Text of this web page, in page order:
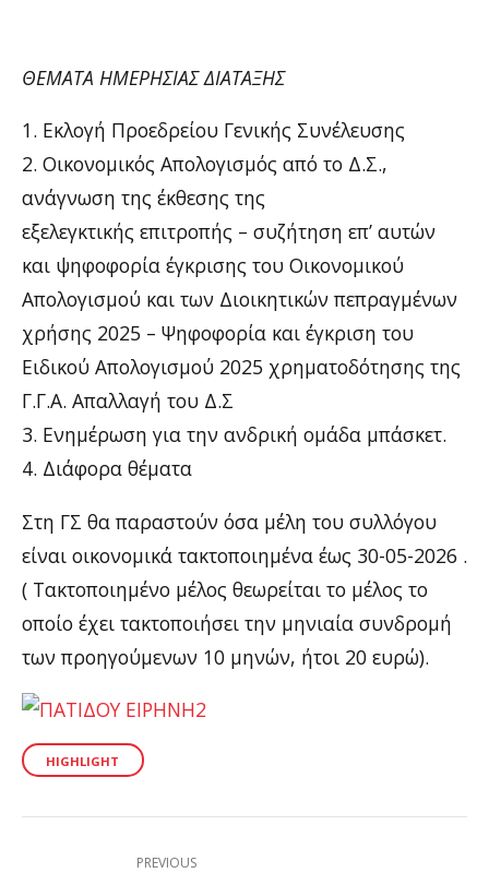
ΘΕΜΑΤΑ ΗΜΕΡΗΣΙΑΣ ΔΙΑΤΑΞΗΣ
1. Εκλογή Προεδρείου Γενικής Συνέλευσης
2. Οικονομικός Απολογισμός από το Δ.Σ.,
ανάγνωση της έκθεσης της
εξελεγκτικής επιτροπής – συζήτηση επ’ αυτών
και ψηφοφορία έγκρισης του Οικονομικού
Απολογισμού και των Διοικητικών πεπραγμένων
χρήσης 2025 – Ψηφοφορία και έγκριση του
Ειδικού Απολογισμού 2025 χρηματοδότησης της
Γ.Γ.Α. Απαλλαγή του Δ.Σ
3. Ενημέρωση για την ανδρική ομάδα μπάσκετ.
4. Διάφορα θέματα
Στη ΓΣ θα παραστούν όσα μέλη του συλλόγου
είναι οικονομικά τακτοποιημένα έως 30-05-2026 .
( Τακτοποιημένο μέλος θεωρείται το μέλος το
οποίο έχει τακτοποιήσει την μηνιαία συνδρομή
των προηγούμενων 10 μηνών, ήτοι 20 ευρώ).
HIGHLIGHT
PREVIOUS